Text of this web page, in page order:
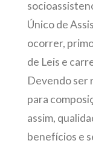
Único de
ocorrer,
de Leis e
Devendo ser
para
assim,
benefícios e